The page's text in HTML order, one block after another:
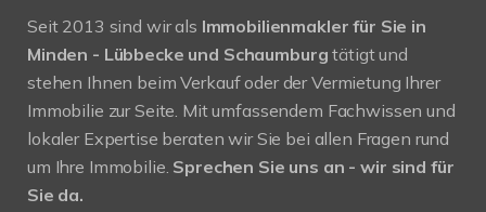
Seit 2013 sind wir als Immobilienmakler für Sie in
Minden - Lübbecke und Schaumburgtätigt und
stehen Ihnen beim Verkauf oder der Vermietung Ihrer
Immobilie zur Seite. Mit umfassendem Fachwissen und
lokaler Expertise beraten wir Sie bei allen Fragen rund
um Ihre Immobilie. Sprechen Sie uns an - wir sind für
Sie da.